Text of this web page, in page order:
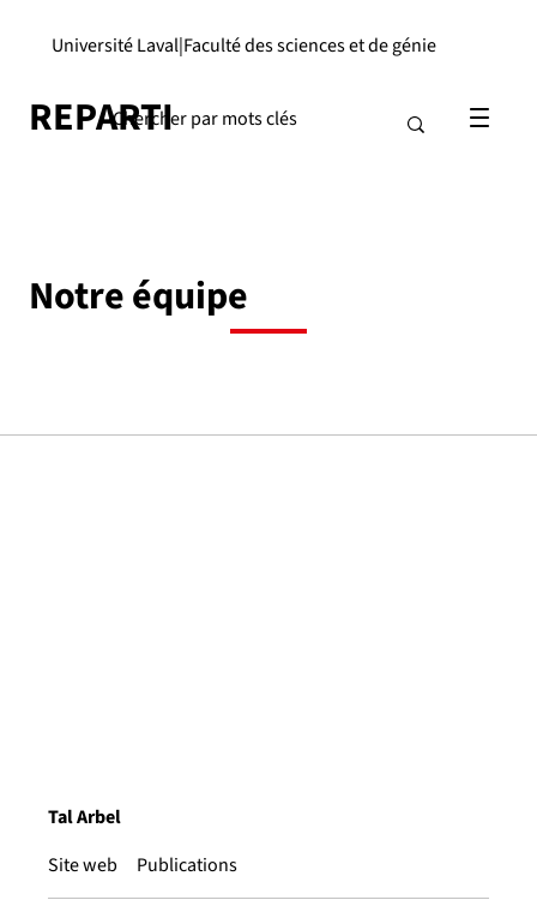
REPARTI
|
Université Laval Faculté des sciences et de génie
Notre équipe
Tal Arbel
Site web
Publications